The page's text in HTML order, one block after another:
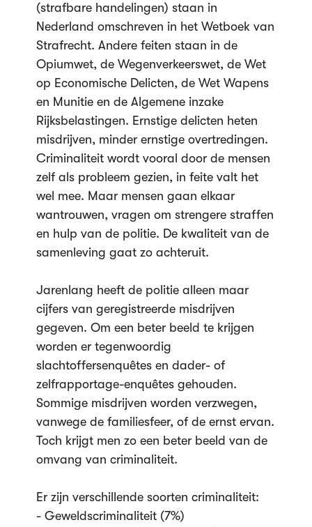
(strafbare handelingen) staan in
Nederland omschreven in het Wetboek van
Strafrecht. Andere feiten staan in de
Opiumwet, de Wegenverkeerswet, de Wet
op Economische Delicten, de Wet Wapens
en Munitie en de Algemene inzake
Rijksbelastingen. Ernstige delicten heten
misdrijven, minder ernstige overtredingen.
Criminaliteit wordt vooral door de mensen
zelf als probleem gezien, in feite valt het
wel mee. Maar mensen gaan elkaar
wantrouwen, vragen om strengere straffen
en hulp van de politie. De kwaliteit van de
samenleving gaat zo achteruit.
Jarenlang heeft de politie alleen maar
cijfers van geregistreerde misdrijven
gegeven. Om een beter beeld te krijgen
worden er tegenwoordig
slachtoffersenquêtes en dader- of
zelfrapportage-enquêtes gehouden.
Sommige misdrijven worden verzwegen,
vanwege de familiesfeer, of de ernst ervan.
Toch krijgt men zo een beter beeld van de
omvang van criminaliteit.
Er zijn verschillende soorten criminaliteit:
- Geweldscriminaliteit (7%)